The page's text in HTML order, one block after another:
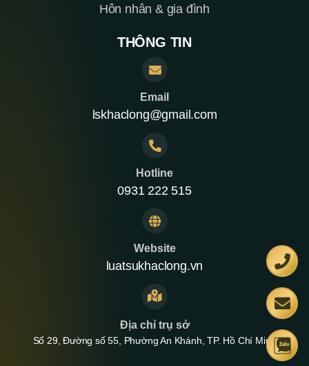
Hôn nhân & gia đình
THÔNG TIN
Email
lskhaclong@gmail.com
Hotline
0931 222 515
Website
luatsukhaclong.vn
Địa chỉ trụ sở
Số 29, Đường số 55, Phường An Khánh, TP. Hồ Chí Minh